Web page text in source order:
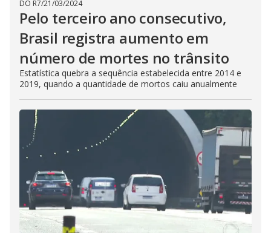
DO R7/21/03/2024
Pelo terceiro ano consecutivo,
Brasil registra aumento em
número de mortes no trânsito
Estatística quebra a sequência estabelecida entre 2014 e
2019, quando a quantidade de mortos caiu anualmente